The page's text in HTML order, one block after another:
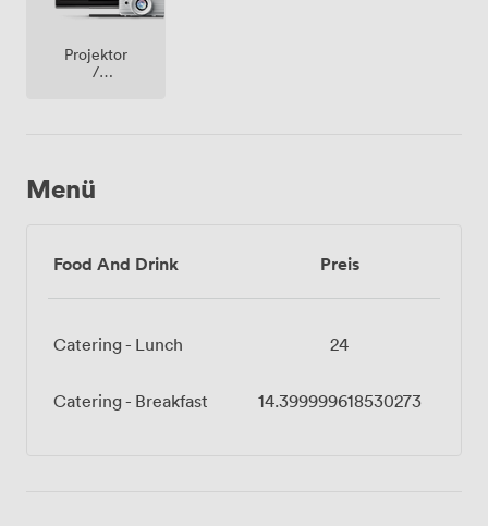
Projektor
/
Menü
Food And Drink Preis
Catering - Lunch 24
Catering - Breakfast 14.399999618530273